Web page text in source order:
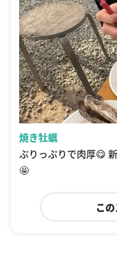
焼き牡蠣
ぷりっぷりで肉厚😋
🤩
こ